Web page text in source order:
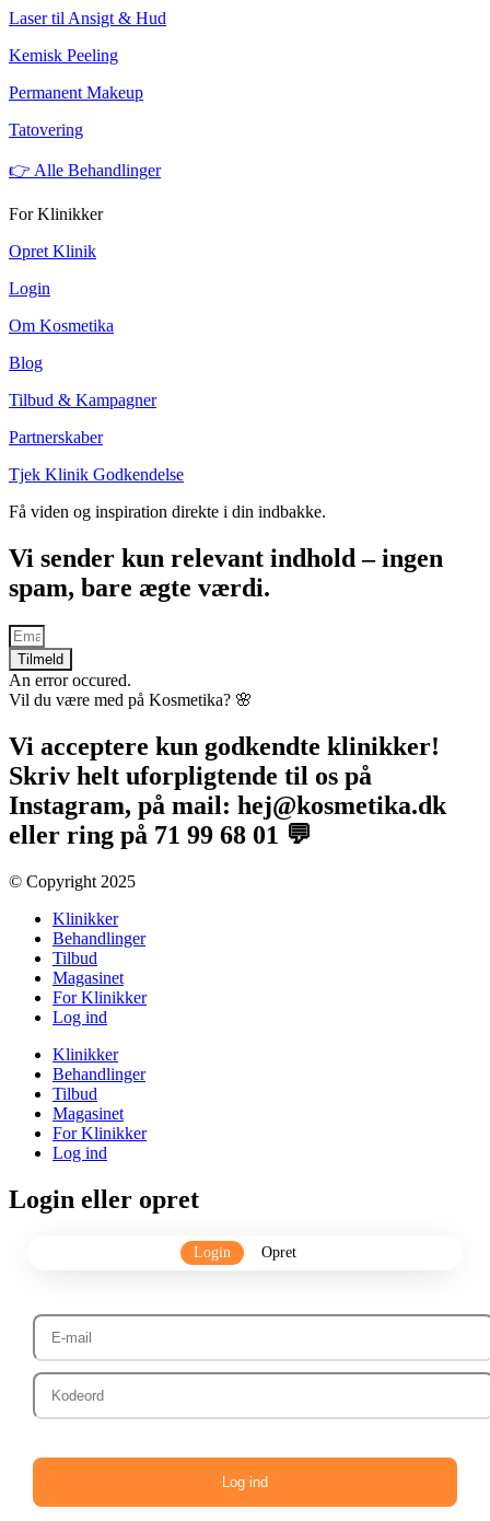
Laser til Ansigt & Hud
Kemisk Peeling
Permanent Makeup
Tatovering
👉 Alle Behandlinger
For Klinikker
Opret Klinik
Login
Om Kosmetika
Blog
Tilbud & Kampagner
Partnerskaber
Tjek Klinik Godkendelse
Få viden og inspiration direkte i din indbakke.
Vi sender kun relevant indhold – ingen
spam, bare ægte værdi.
Tilmeld
An error occured.
Vil du være med på Kosmetika? 🌸​
Vi acceptere kun godkendte klinikker!
Skriv helt uforpligtende til os på
Instagram, på mail: hej@kosmetika.dk
eller ring på 71 99 68 01 💬
© Copyright 2025​
Klinikker
Behandlinger
Tilbud
Magasinet
For Klinikker
Log ind
Klinikker
Behandlinger
Tilbud
Magasinet
For Klinikker
Log ind
Login eller opret
Login Opret
Log ind